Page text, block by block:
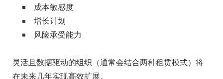
成本敏感度
增长计划
风险承受能力
灵活且数据驱动的组织（通常会结合两种租赁模式）将
在未来几年实现高效扩展。